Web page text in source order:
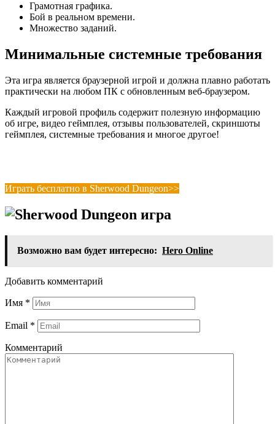
Грамотная графика.
Бой в реальном времени.
Множество заданий.
Минимальные системные требования
Эта игра является браузерной игрой и должна плавно работать
практически на любом ПК с обновленным веб-браузером.
Каждый игровой профиль содержит полезную информацию
об игре, видео геймплея, отзывы пользователей, скриншоты
геймплея, системные требования и многое другое!
Играть бесплатно в Sherwood Dungeon>>
Возможно вам будет интересно: Hero Online
Добавить комментарий
Имя *
Email *
Комментарий